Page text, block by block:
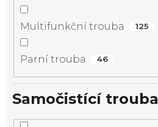
Multifunkční trouba 125
Parní trouba 46
Samočistící trouba